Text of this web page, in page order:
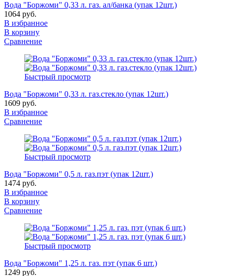
Вода "Боржоми" 0,33 л. газ. ал/банка (упак 12шт.)
1064 руб.
В избранное
В корзину
Сравнение
Быстрый просмотр
Вода "Боржоми" 0,33 л. газ.стекло (упак 12шт.)
1609 руб.
В избранное
Сравнение
Быстрый просмотр
Вода "Боржоми" 0,5 л. газ.пэт (упак 12шт.)
1474 руб.
В избранное
В корзину
Сравнение
Быстрый просмотр
Вода "Боржоми" 1,25 л. газ. пэт (упак 6 шт.)
1249 руб.